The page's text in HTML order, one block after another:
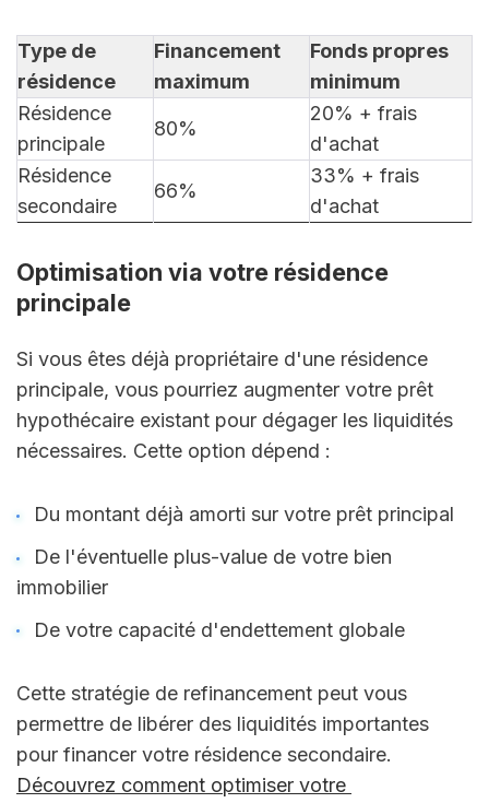
Type de
résidence
Financement
maximum
Fonds propres
minimum
Résidence
principale
80%
20% + frais
d'achat
Résidence
secondaire
66%
33% + frais
d'achat
Optimisation via votre résidence
principale
Si vous êtes déjà propriétaire d'une résidence
principale, vous pourriez augmenter votre prêt
hypothécaire existant pour dégager les liquidités
nécessaires. Cette option dépend :
Du montant déjà amorti sur votre prêt principal
De l'éventuelle plus-value de votre bien
immobilier
De votre capacité d'endettement globale
Cette stratégie de refinancement peut vous
permettre de libérer des liquidités importantes
Découvrez comment optimiser votre